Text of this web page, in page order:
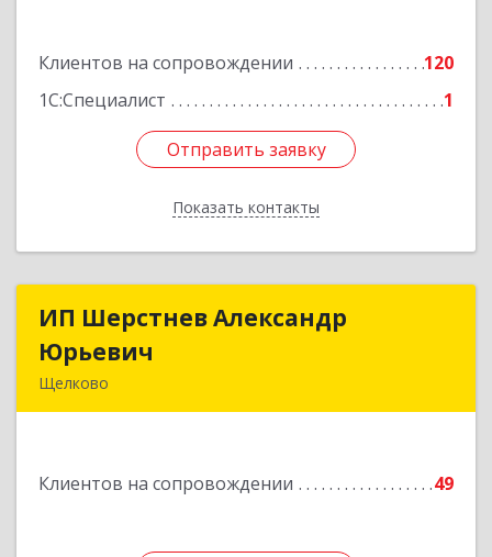
Клиентов на сопровождении
120
1С:Специалист
1
Отправить заявку
Показать контакты
Отправить заявку
Назад
ИП Шерстнев Александр
Юрьевич
Щелково
Клиентов на сопровождении 49
ИП Шерстнев Александр
Подробнее